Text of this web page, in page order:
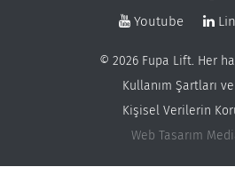
Youtube
© 2026 Fupa Lift. Her
Kullanım Şartları
Kişisel Verilerin
Web Tasarım